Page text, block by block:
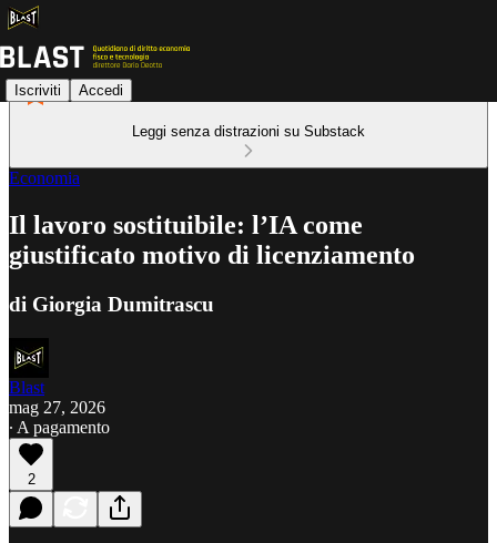
Iscriviti Accedi
Leggi senza distrazioni su Substack
Economia
Il lavoro sostituibile: l’IA come
giustificato motivo di licenziamento
di Giorgia Dumitrascu
Blast
mag 27, 2026
∙ A pagamento
2